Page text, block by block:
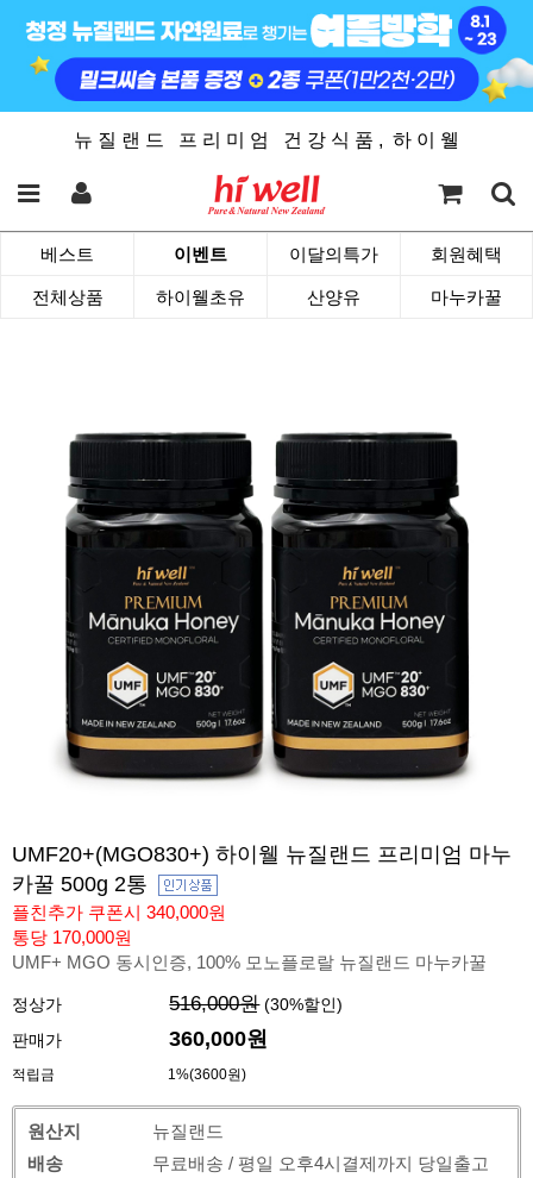
뉴 질 랜 드 프 리 미 엄 건 강 식 품 , 하 이 웰
베스트 이벤트 이달의특가 회원혜택
전체상품 하이웰초유 산양유 마누카꿀
UMF20+(MGO830+) 하이웰 뉴질랜드 프리미엄 마누
카꿀 500g 2통
플친추가 쿠폰시 340,000원
통당 170,000원
UMF+ MGO 동시인증, 100% 모노플로랄 뉴질랜드 마누카꿀
정상가 516,000원 (30%할인)
판매가
360,000원
적립금 1%(3600원)
원산지
뉴질랜드
배송
무료배송 / 평일 오후4시결제까지 당일출고